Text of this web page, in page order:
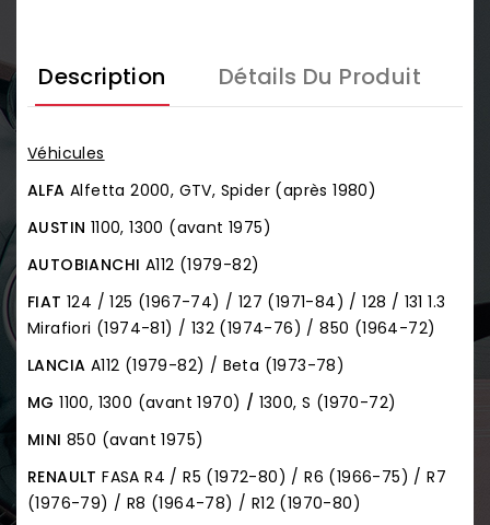
Description Détails Du Produit
Véhicules
ALFA Alfetta 2000, GTV, Spider (après 1980)
AUSTIN 1100, 1300 (avant 1975)
AUTOBIANCHI A112 (1979-82)
FIAT 124 / 125 (1967-74) / 127 (1971-84) / 128 / 131 1.3
Mirafiori (1974-81) / 132 (1974-76) / 850 (1964-72)
LANCIA A112 (1979-82) / Beta (1973-78)
MG1100, 1300 (avant 1970) / 1300, S (1970-72)
MINI 850 (avant 1975)
RENAULTFASA R4 / R5 (1972-80) / R6 (1966-75) / R7
(1976-79) / R8 (1964-78) / R12 (1970-80)